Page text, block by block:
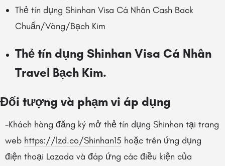
Thẻ tín dụng Shinhan Visa Cá Nhân Cash Back
Chuẩn/Vàng/Bạch Kim
Thẻ tín dụng Shinhan Visa Cá Nhân
Travel Bạch Kim.
Đối tượng và phạm vi áp dụng
-Khách hàng đăng ký mở thẻ tín dụng Shinhan tại trang
web https://lzd.co/Shinhan15 hoặc trên ứng dụng
điện thoại Lazada và đáp ứng các điều kiện của